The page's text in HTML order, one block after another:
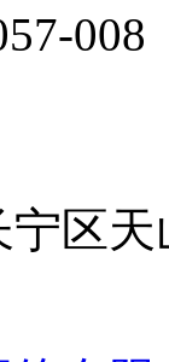
008
区天